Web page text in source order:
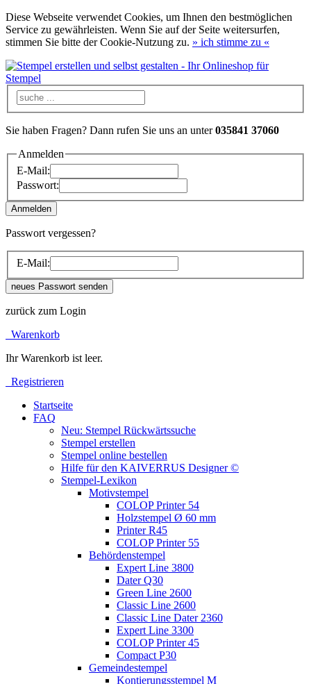
Diese Webseite verwendet Cookies, um Ihnen den bestmöglichen
Service zu gewährleisten. Wenn Sie auf der Seite weitersurfen,
stimmen Sie bitte der Cookie-Nutzung zu. » ich stimme zu «
Sie haben Fragen? Dann rufen Sie uns an unter035841 37060
Anmelden
E-Mail:
Passwort:
Passwort vergessen?
E-Mail:
zurück zum Login
Warenkorb
Ihr Warenkorb ist leer.
Registrieren
Startseite
FAQ
Neu: Stempel Rückwärtssuche
Stempel erstellen
Stempel online bestellen
Hilfe für den KAIVERRUS Designer ©
Stempel-Lexikon
Motivstempel
COLOP Printer 54
Holzstempel Ø 60 mm
Printer R45
COLOP Printer 55
Behördenstempel
Expert Line 3800
Dater Q30
Green Line 2600
Classic Line 2600
Classic Line Dater 2360
Expert Line 3300
COLOP Printer 45
Compact P30
Gemeindestempel
Kontierungsstempel M